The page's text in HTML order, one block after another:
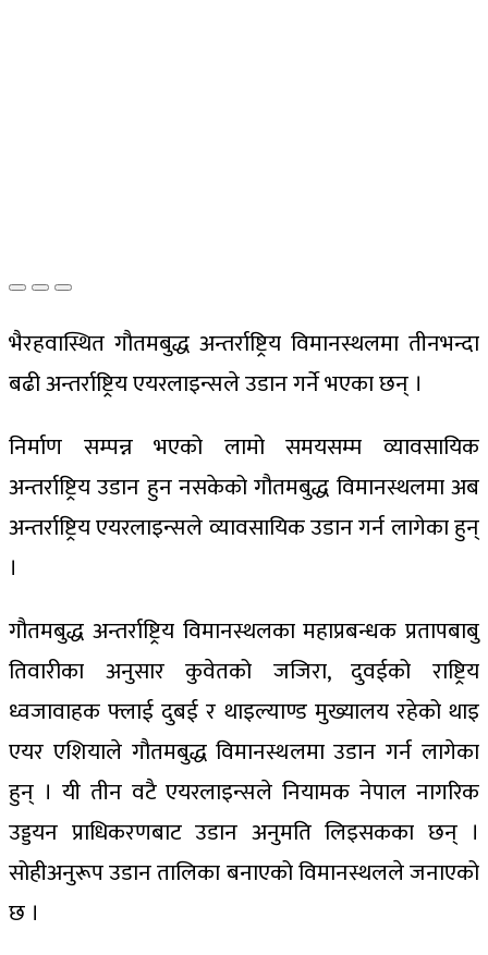
भैरहवास्थित गौतमबुद्ध अन्तर्राष्ट्रिय विमानस्थलमा तीनभन्दा
बढी अन्तर्राष्ट्रिय एयरलाइन्सले उडान गर्ने भएका छन् ।
निर्माण सम्पन्न भएको लामो समयसम्म व्यावसायिक
अन्तर्राष्ट्रिय उडान हुन नसकेको गौतमबुद्ध विमानस्थलमा अब
अन्तर्राष्ट्रिय एयरलाइन्सले व्यावसायिक उडान गर्न लागेका हुन्
।
गौतमबुद्ध अन्तर्राष्ट्रिय विमानस्थलका महाप्रबन्धक प्रतापबाबु
तिवारीका अनुसार कुवेतको जजिरा, दुवईको राष्ट्रिय
ध्वजावाहक फ्लाई दुबई र थाइल्याण्ड मुख्यालय रहेको थाइ
एयर एशियाले गौतमबुद्ध विमानस्थलमा उडान गर्न लागेका
हुन् । यी तीन वटै एयरलाइन्सले नियामक नेपाल नागरिक
उड्डयन प्राधिकरणबाट उडान अनुमति लिइसकका छन् ।
सोहीअनुरूप उडान तालिका बनाएको विमानस्थलले जनाएको
छ ।